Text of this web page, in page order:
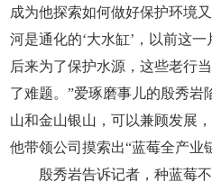
成为他探索如何做好保护环境
河是通化的‘大水缸’，以前这
后来为了保护水源，这些老行
了难题。”爱琢磨事儿的殷秀岩
山和金山银山，可以兼顾发展
他带领公司摸索出“蓝莓全产业
殷秀岩告诉记者，种蓝莓不